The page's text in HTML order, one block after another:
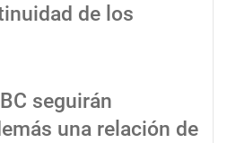
de los
seguirán
una relación de